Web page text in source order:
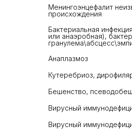
Менингоэнцефалит
происхождения
Бактериальная
или анаэробная),
Анаплазмоз
Кутеребриоз,
Бешенство,
Вирусный
Вирусный